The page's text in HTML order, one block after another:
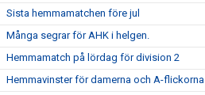
Sista hemmamatchen före jul
Många segrar för AHK i helgen.
Hemmamatch på lördag för division 2
Hemmavinster för damerna och A-flickorna